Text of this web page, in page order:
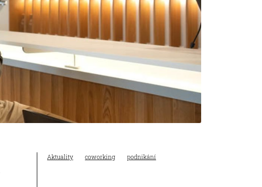
Aktuality coworking podnikání